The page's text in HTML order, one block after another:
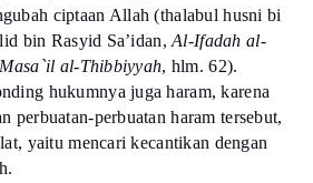
ciptaan Allah (thalabul husni bi
bin Rasyid Sa’idan,Al-Ifadah al-
al-Thibbiyyah, hlm. 62).
hukumnya juga haram, karena
perbuatan-perbuatan haram tersebut,
yaitu mencari kecantikan dengan